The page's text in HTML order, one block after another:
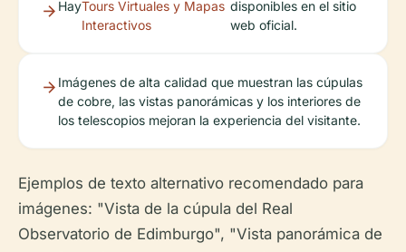
HayTours Virtuales y Mapas
Interactivos
disponibles en el sitio
web oficial.
Imágenes de alta calidad que muestran las cúpulas
de cobre, las vistas panorámicas y los interiores de
los telescopios mejoran la experiencia del visitante.
Ejemplos de texto alternativo recomendado para
imágenes: "Vista de la cúpula del Real
Observatorio de Edimburgo", "Vista panorámica de